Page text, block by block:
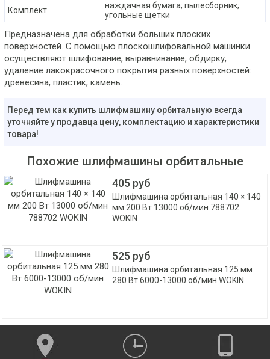
Комплект
наждачная бумага; пылесборник;
угольные щетки
Предназначена для обработки больших плоских
поверхностей. С помощью плоскошлифовальной машинки
осуществляют шлифование, выравнивание, обдирку,
удаление лакокрасочного покрытия разных поверхностей:
древесина, пластик, камень.
Перед тем как купить шлифмашину орбитальную всегда
уточняйте у продавца цену, комплектацию и характеристики
товара!
Похожие шлифмашины орбитальные
405 руб
Шлифмашина орбитальная 140 × 140
мм 200 Вт 13000 об/мин 788702
WOKIN
525 руб
Шлифмашина орбитальная 125 мм
280 Вт 6000-13000 об/мин WOKIN